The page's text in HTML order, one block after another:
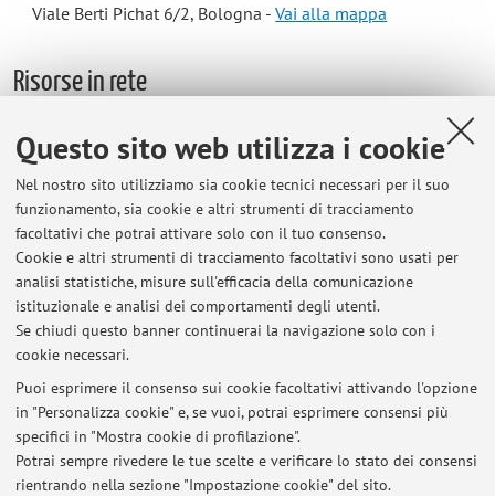
Questo sito web utilizza i cookie
Nel nostro sito utilizziamo sia cookie tecnici necessari per il suo
funzionamento, sia cookie e altri strumenti di tracciamento
facoltativi che potrai attivare solo con il tuo consenso.
Cookie e altri strumenti di tracciamento facoltativi sono usati per
analisi statistiche, misure sull'efficacia della comunicazione
istituzionale e analisi dei comportamenti degli utenti.
Se chiudi questo banner continuerai la navigazione solo con i
cookie necessari.
Puoi esprimere il consenso sui cookie facoltativi attivando l'opzione
in "Personalizza cookie" e, se vuoi, potrai esprimere consensi più
specifici in "Mostra cookie di profilazione".
Potrai sempre rivedere le tue scelte e verificare lo stato dei consensi
rientrando nella sezione "Impostazione cookie" del sito.
Viale Berti Pichat 6/2, Bologna -Vai alla mappa
Risorse in rete
ORCID
Orario di ricevimento
Si riceve su appuntamento, concordabile via mail, presso il
Dipartimento di Fisica in Viale Berti Pichat 6/2. Ufficio al
secondo piano, stanza numero D067.
Ultimi avvisi
Al momento non sono presenti avvisi.